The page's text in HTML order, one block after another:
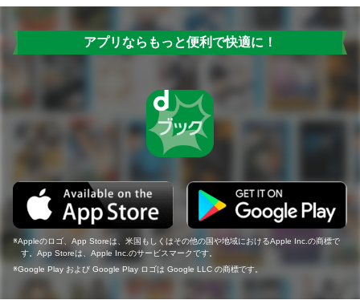
アプリならもっと便利で快適に！
Appleのロゴ、App Storeは、米国もしくはその他の国や地域におけるApple Inc.の商標で
す。App Storeは、Apple Inc.のサービスマークです。
Google Play および Google Play ロゴは Google LLC の商標です。